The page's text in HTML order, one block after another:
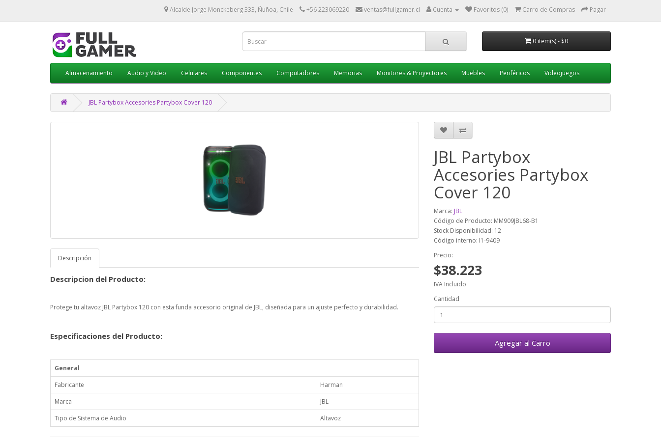
Alcalde Jorge Monckeberg 333, Ñuñoa, Chile +56 223069220 ventas@fullgamer.cl Cuenta Favoritos (0) Carro de Compras Pagar
0 item(s) - $0
Almacenamiento Audio y Video Celulares Componentes Computadores Memorias Monitores & Proyectores Muebles Periféricos Videojuegos
JBL Partybox Accesories Partybox Cover 120
Descripción
Descripcion del Producto:
Protege tu altavoz JBL Partybox 120 con esta funda accesorio original de JBL, diseñada para un ajuste perfecto y durabilidad.
Especificaciones del Producto:
General
Fabricante
Harman
Marca
JBL
Tipo de Sistema de Audio
Altavoz
JBL Partybox
Accesories Partybox
Cover 120
Marca: JBL
Código de Producto: MM909JBL68-B1
Stock Disponibilidad: 12
Código interno: I1-9409
Precio:
$38.223
IVA Incluido
Cantidad
Agregar al Carro